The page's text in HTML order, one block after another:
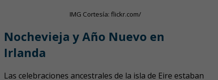
IMG Cortesía: flickr.com/
Nochevieja y Año Nuevo en
Irlanda
Las celebraciones ancestrales de la isla de Eire estaban